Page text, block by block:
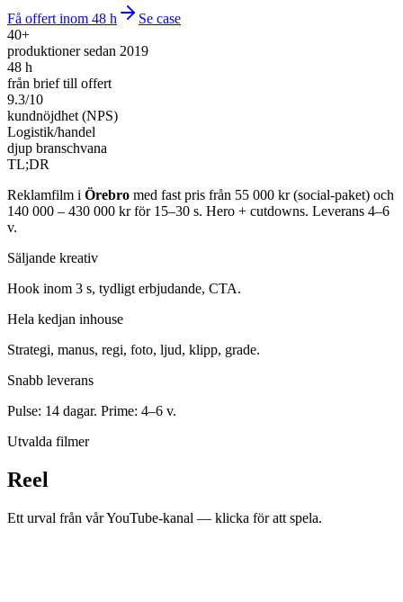
Få offert inom 48 h
Se case
40+
produktioner sedan 2019
48 h
från brief till offert
9.3/10
kundnöjdhet (NPS)
Logistik/handel
djup branschvana
TL;DR
Reklamfilm i Örebro med fast pris från 55 000 kr (social-paket) och
140 000 – 430 000 kr för 15–30 s. Hero + cutdowns. Leverans 4–6
v.
Säljande kreativ
Hook inom 3 s, tydligt erbjudande, CTA.
Hela kedjan inhouse
Strategi, manus, regi, foto, ljud, klipp, grade.
Snabb leverans
Pulse: 14 dagar. Prime: 4–6 v.
Utvalda filmer
Reel
Ett urval från vår YouTube-kanal — klicka för att spela.